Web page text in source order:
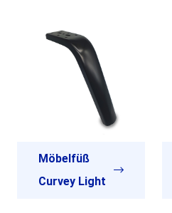
Möbelfüß
Curvey Light